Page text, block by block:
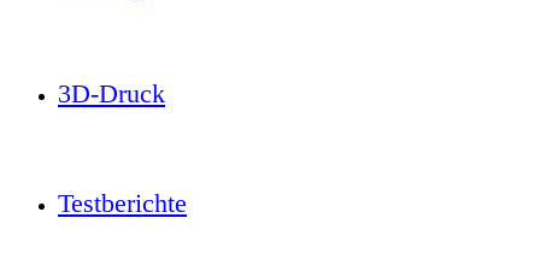
3D-Druck
Testberichte